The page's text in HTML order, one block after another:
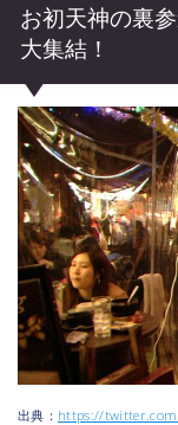
お初天神の裏
大集結！
出典： https://